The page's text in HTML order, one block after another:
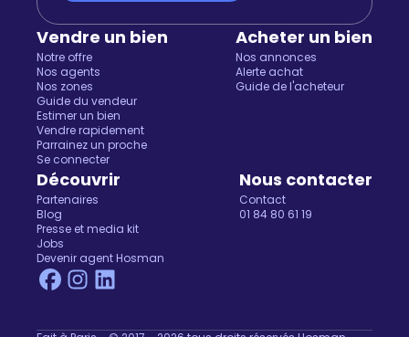
Vendre un bien
Notre offre
Nos agents
Nos zones
Guide du vendeur
Estimer un bien
Vendre rapidement
Parrainez un proche
Se connecter
Acheter un bien
Nos annonces
Alerte achat
Guide de l'acheteur
Découvrir
Partenaires
Blog
Presse et media kit
Jobs
Devenir agent Hosman
Nous contacter
Contact
01 84 80 61 19